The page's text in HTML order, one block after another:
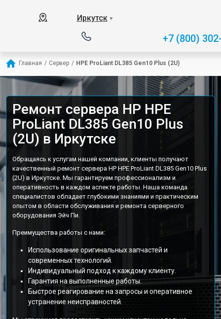
Иркутск ▼
+7 (800)
Главная / Сервер / HPE ProLiant DL385 Gen10 Plus (2U)
Ремонт сервера HP HPE
ProLiant DL385 Gen10 Plus
(2U) в Иркутске
Обращаясь к услугам нашей компании, клиенты получают
качественный ремонт сервера HP HPE ProLiant DL385 Gen10 Plus
(2U) в Иркутске. Мы гарантируем профессионализм и
оперативность в каждом аспекте работы. Наша команда
специалистов обладает глубокими знаниями и практическим
опытом в области обслуживания и ремонта серверного
оборудования Эйч Пи.
Преимущества работы с нами:
Использование оригинальных запчастей и
современных технологий.
Индивидуальный подход к каждому клиенту.
Гарантия на выполненные работы.
Быстрое реагирование на запросы и оперативное
устранение неисправностей.